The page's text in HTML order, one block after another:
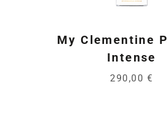
My Clementine
Intense
290,00 €